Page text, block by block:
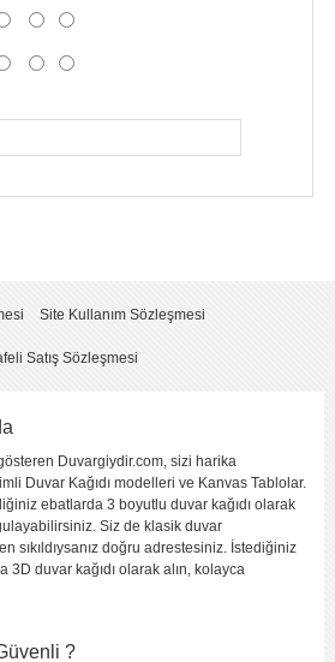
Site Kullanım Sözleşmesi
Satış Sözleşmesi
Duvargiydir.com, sizi harika
Duvar Kağıdı modelleri ve Kanvas Tablolar.
ebatlarda 3 boyutlu duvar kağıdı olarak
Siz de klasik duvar
sıkıldıysanız doğru adrestesiniz. İstediğiniz
duvar kağıdı olarak alın, kolayca
?